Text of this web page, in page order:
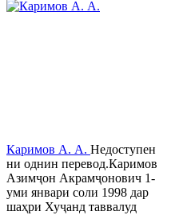
Каримов А. А. Недоступен
ни однин перевод.Каримов
Азимҷон Акрамҷонович 1-
уми январи соли 1998 дар
шаҳри Хуҷанд таввалуд